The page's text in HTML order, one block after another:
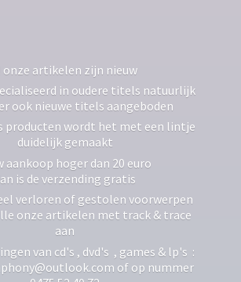
onze artikelen zijn nieuw
in oudere titels natuurlijk
ook nieuwe titels aangeboden
producten wordt het met een lintje
duidelijk gemaakt
aankoop hoger dan 20 euro
is de verzending gratis
verloren of gestolen voorwerpen
onze artikelen met track & trace
aan
van cd's , dvd's , games & lp's :
of op nummer